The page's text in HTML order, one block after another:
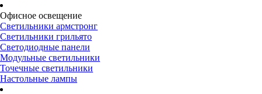
Офисное освещение
Светильники армстронг
Светильники грильято
Светодиодные панели
Модульные светильники
Точечные светильники
Настольные лампы